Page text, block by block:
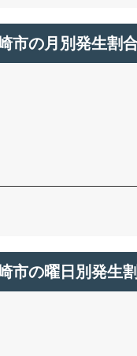
市の月別発生割
市の曜日別発生